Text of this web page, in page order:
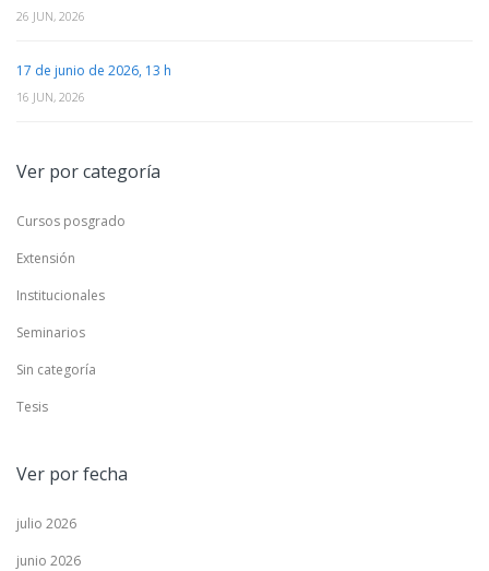
26 JUN, 2026
17 de junio de 2026, 13 h
16 JUN, 2026
Ver por categoría
Cursos posgrado
Extensión
Institucionales
Seminarios
Sin categoría
Tesis
Ver por fecha
julio 2026
junio 2026